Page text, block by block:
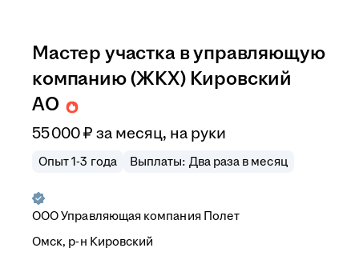
Мастер участка в управляющую
компанию (ЖКХ) Кировский
АО
55 000₽ за месяц, на руки
Опыт 1-3 года Выплаты: Два раза в месяц
ООО Управляющая компания Полет
Омск, р-н Кировский